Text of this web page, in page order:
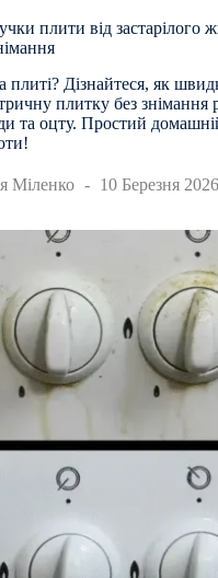
плити від застарілого
плиті? Дізнайтеся, як
плитку без знімання
та оцту. Простий
Міленко 10 Березня